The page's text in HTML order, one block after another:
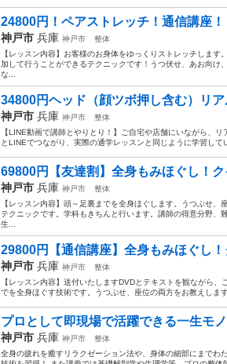
24800円！ペアストレッチ！通信講座
神戸市 兵庫 神戸市
整体
【レッスン内容】お客様のお身体をゆっくりストレッチしま
加して行うことができるテクニックです！うつ伏せ、あお向け
な...
34800円ヘッド（顔ツボ押し含む）リ
神戸市 兵庫 神戸市
整体
【LINE動画で講師とやりとり！】ご自宅や店舗にいながら、
とLINEでつながり、実際の通学レッスンと同じように学習し
69800円【友達割】全身もみほぐし！
神戸市 兵庫 神戸市
整体
【レッスン内容】頭～足裏までを全身ほぐします。うつぶせ
テクニックです。学科もきちんと行います。講師の得意分野
生...
29800円【通信講座】全身もみほぐし
神戸市 兵庫 神戸市
整体
【レッスン内容】送付いたしますDVDとテキストを観ながら
でを全身ほぐす技術です。うつぶせ、座位の両方をお教えしま
プロとして即現場で活躍できる一生モ
神戸市 兵庫 神戸市
整体
全身の疲れを癒すリラクゼーション法や、身体の細部にまでわ